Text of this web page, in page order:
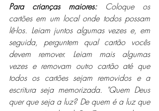
Para crianças maiores: Coloque os
cartões em um local onde todos possam
lê-los. Leiam juntos algumas vezes e, em
seguida, perguntem qual cartão vocês
devem remover. Leiam mais algumas
vezes e removam outro cartão até que
todos os cartões sejam removidos e a
escritura seja memorizada. "Quem Deus
quer que seja a luz? De quem é a luz que